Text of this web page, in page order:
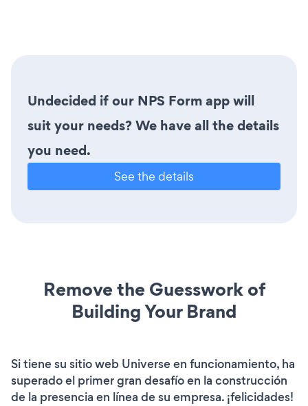
Undecided if our NPS Form app will
suit your needs? We have all the details
you need.
See the details
Remove the Guesswork of
Building Your Brand
Si tiene su sitio web Universe en funcionamiento, ha
superado el primer gran desafío en la construcción
de la presencia en línea de su empresa. ¡felicidades!